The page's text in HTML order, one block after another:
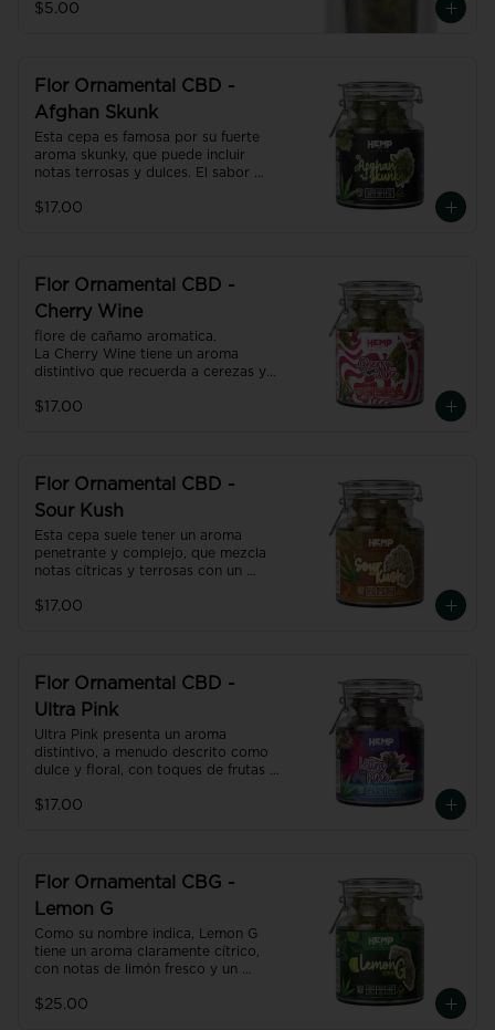
$5.00
Flor Ornamental CBD -
Afghan Skunk
Esta cepa es famosa por su fuerte
aroma skunky, que puede incluir
notas terrosas y dulces. El sabor
un dulzor terroso, reflejando sus
$17.00
Flor Ornamental CBD -
Cherry Wine
flore de cañamo aromatica.
La Cherry Wine tiene un aroma
distintivo que recuerda a cerezas y
terrosos o picantes.
$17.00
Flor Ornamental CBD -
Sour Kush
Esta cepa suele tener un aroma
penetrante y complejo, que mezcla
notas cítricas y terrosas con un
$17.00
Flor Ornamental CBD -
Ultra Pink
Ultra Pink presenta un aroma
distintivo, a menudo descrito como
dulce y floral, con toques de frutas y
$17.00
Flor Ornamental CBG -
Lemon G
Como su nombre indica, Lemon G
tiene un aroma claramente cítrico,
con notas de limón fresco y un
hace especialmente atractiva para
$25.00